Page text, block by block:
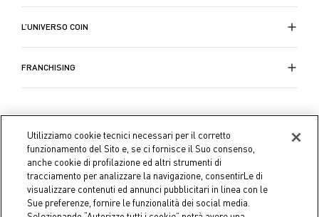
L’UNIVERSO COIN
FRANCHISING
Utilizziamo cookie tecnici necessari per il corretto
funzionamento del Sito e, se ci fornisce il Suo consenso,
anche cookie di profilazione ed altri strumenti di
tracciamento per analizzare la navigazione, consentirLe di
visualizzare contenuti ed annunci pubblicitari in linea con le
Sue preferenze, fornire le funzionalità dei social media.